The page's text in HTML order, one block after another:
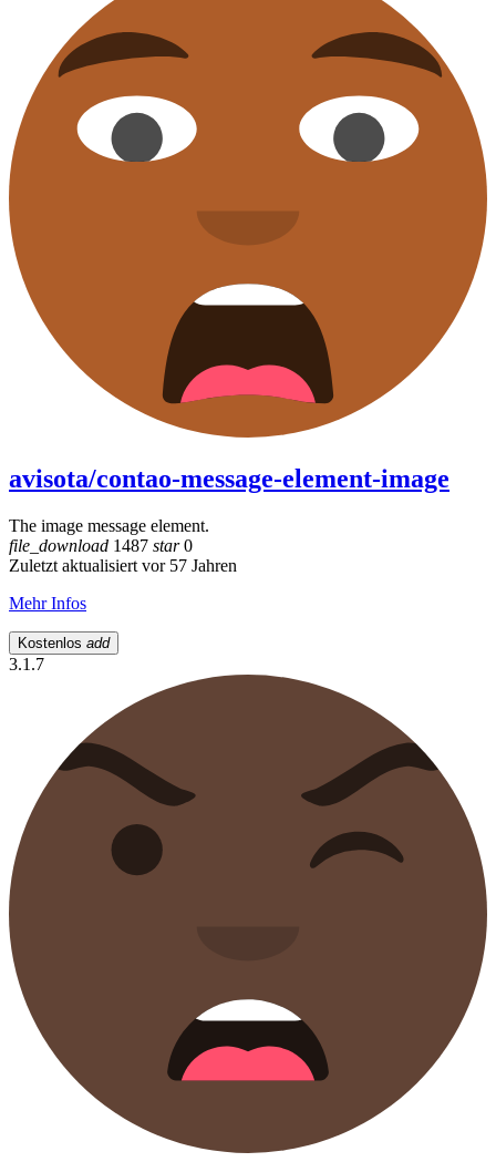
avisota/contao-message-element-image
The image message element.
file_download 1487 star0
Zuletzt aktualisiert vor 57 Jahren
Mehr Infos
Kostenlos add
3.1.7